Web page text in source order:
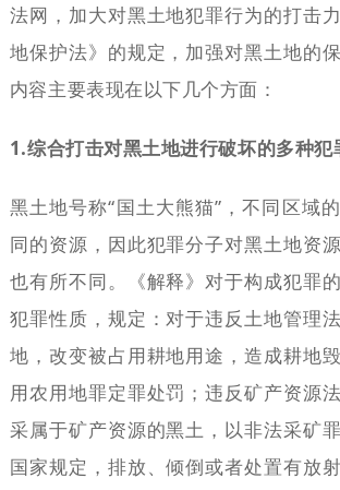
法网，加大对黑土地犯罪行为的打击
地保护法》的规定，加强对黑土地的
内容主要表现在以下几个方面：
1.综合打击对黑土地进行破坏的多种犯
黑土地号称“国土大熊猫”，不同区域
同的资源，因此犯罪分子对黑土地资
也有所不同。《解释》对于构成犯罪
犯罪性质，规定：对于违反土地管理
地，改变被占用耕地用途，造成耕地
用农用地罪定罪处罚；违反矿产资源
采属于矿产资源的黑土，以非法采矿
国家规定，排放、倾倒或者处置有放